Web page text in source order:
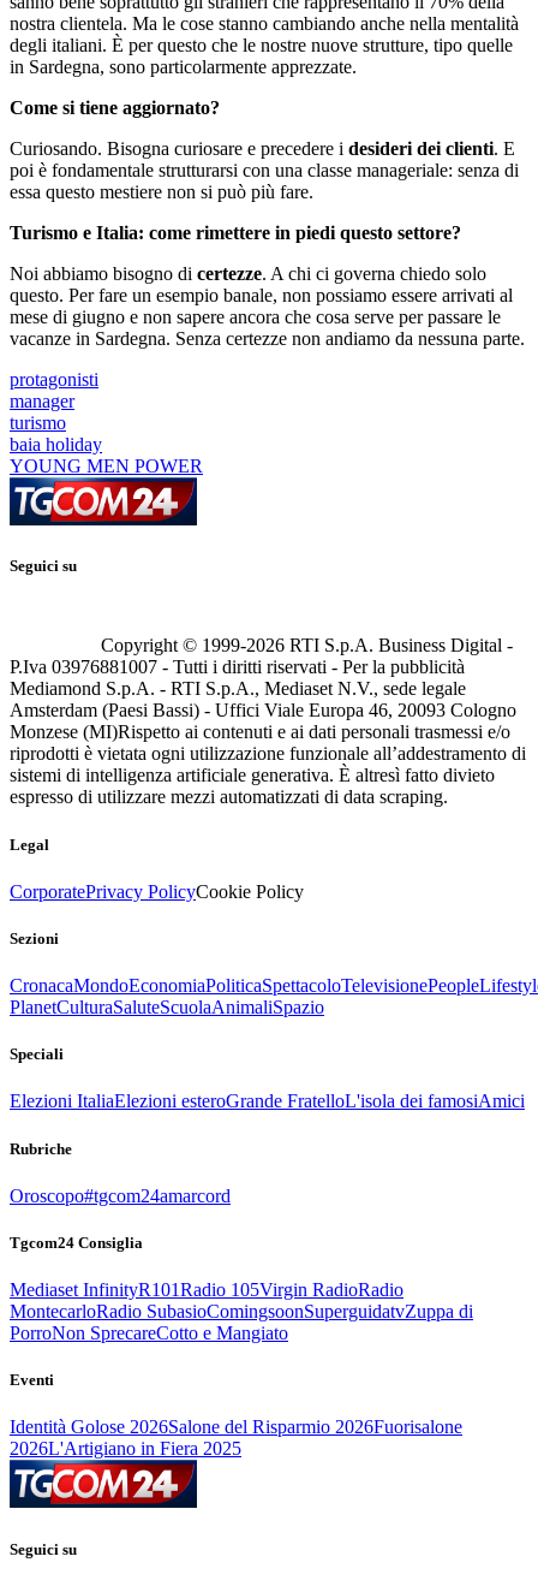
nostra clientela. Ma le cose stanno cambiando anche nella mentalità
degli italiani. È per questo che le nostre nuove strutture, tipo quelle
in Sardegna, sono particolarmente apprezzate.
Come si tiene aggiornato?
Curiosando. Bisogna curiosare e precedere i desideri dei clienti. E
poi è fondamentale strutturarsi con una classe manageriale: senza di
essa questo mestiere non si può più fare.
Turismo e Italia: come rimettere in piedi questo settore?
Noi abbiamo bisogno di certezze. A chi ci governa chiedo solo
questo. Per fare un esempio banale, non possiamo essere arrivati al
mese di giugno e non sapere ancora che cosa serve per passare le
vacanze in Sardegna. Senza certezze non andiamo da nessuna parte.
protagonisti
manager
turismo
baia holiday
YOUNG MEN POWER
Seguici su
Copyright © 1999-2026 RTI S.p.A. Business Digital -
P.Iva 03976881007 - Tutti i diritti riservati - Per la pubblicità
Mediamond S.p.A. - RTI S.p.A., Mediaset N.V., sede legale
Amsterdam (Paesi Bassi) - Uffici Viale Europa 46, 20093 Cologno
Monzese (MI)Rispetto ai contenuti e ai dati personali trasmessi e/o
riprodotti è vietata ogni utilizzazione funzionale all’addestramento di
sistemi di intelligenza artificiale generativa. È altresì fatto divieto
espresso di utilizzare mezzi automatizzati di data scraping.
Legal
CorporatePrivacy PolicyCookie Policy
Sezioni
CronacaMondoEconomiaPoliticaSpettacoloTelevisionePeople
PlanetCulturaSaluteScuolaAnimaliSpazio
Speciali
Elezioni ItaliaElezioni esteroGrande FratelloL'isola dei famosiAmici
Rubriche
Oroscopo#tgcom24amarcord
Tgcom24 Consiglia
Mediaset InfinityR101Radio 105Virgin RadioRadio
MontecarloRadio SubasioComingsoonSuperguidatvZuppa di
PorroNon SprecareCotto e Mangiato
Eventi
Identità Golose 2026Salone del Risparmio 2026Fuorisalone
2026L'Artigiano in Fiera 2025
Seguici su